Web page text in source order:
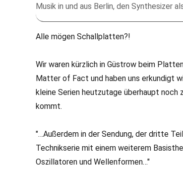
Musik in und aus Berlin, den Synthesizer
Alle mögen Schallplatten?!
Wir waren kürzlich in Güstrow beim
Matter of Fact und haben uns erkundigt
kleine Serien heutzutage überhaupt noch
kommt.
"…Außerdem in der Sendung, der dritte
Technikserie mit einem weiterem
Oszillatoren und Wellenformen…"